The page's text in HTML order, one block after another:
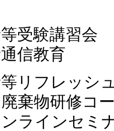
受験講習会
信教育
リフレッシ
棄物研修コ
ラインセミ